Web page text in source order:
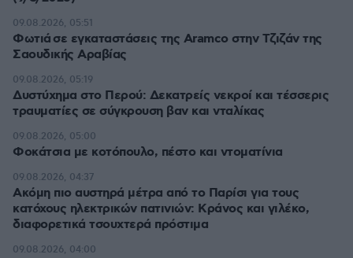
Φωτιά σε εγκαταστάσεις της Aramco στην Τζιζάν της
Σαουδικής Αραβίας
09.08.2026, 05:51
Δυστύχημα στο Περού: Δεκατρείς νεκροί και τέσσερις
τραυματίες σε σύγκρουση βαν και νταλίκας
09.08.2026, 05:19
Φοκάτσια με κοτόπουλο, πέστο και ντοματίνια
09.08.2026, 05:00
Ακόμη πιο αυστηρά μέτρα από το Παρίσι για τους
κατόχους ηλεκτρικών πατινιών: Κράνος και γιλέκο,
διαφορετικά τσουχτερά πρόστιμα
09.08.2026, 04:37
09.08.2026, 04:00